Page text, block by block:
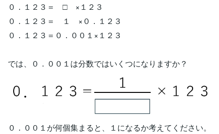
０．１２３＝ □ ×１２３
０．１２３＝ １ ×０．１２３
０．１２３＝０．００１×１２３
では、０．００１は分数ではいくつになりますか？
０．００１が何個集まると、１になるか考えてください。